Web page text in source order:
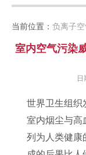
当前位置： 负离子
室内空气污染
日
世界卫生组织
室内烟尘与高
列为人类健康